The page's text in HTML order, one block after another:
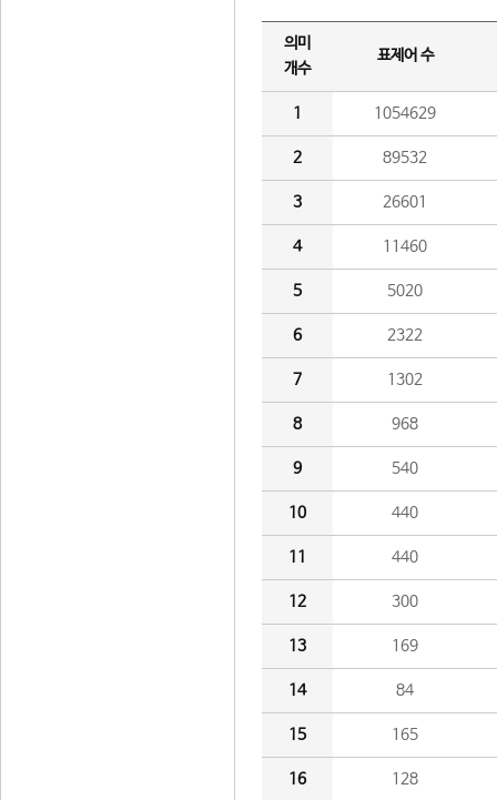
의미
개수
표제어 수
1 1054629
2 89532
3 26601
4 11460
5 5020
6 2322
7 1302
8 968
9 540
10 440
11 440
12 300
13 169
14 84
15 165
16 128